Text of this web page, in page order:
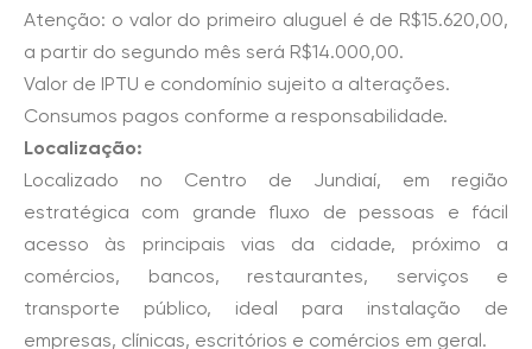
Atenção: o valor do primeiro aluguel é de R$15.620,00,
a partir do segundo mês será R$14.000,00.
Valor de IPTU e condomínio sujeito a alterações.
Consumos pagos conforme a responsabilidade.
Localização:
Localizado no Centro de Jundiaí, em região
estratégica com grande fluxo de pessoas e fácil
acesso às principais vias da cidade, próximo a
comércios, bancos, restaurantes, serviços e
transporte público, ideal para instalação de
empresas, clínicas, escritórios e comércios em geral.